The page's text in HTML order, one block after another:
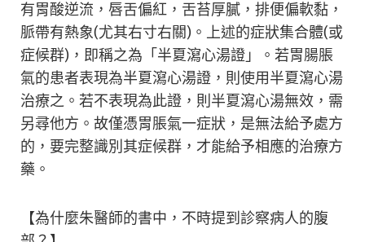
有胃酸逆流，唇舌偏紅，舌苔厚膩，排便偏軟黏，
脈帶有熱象(尤其右寸右關)。上述的症狀集合體(或
症候群)，即稱之為「半夏瀉心湯證」。若胃腸脹
氣的患者表現為半夏瀉心湯證，則使用半夏瀉心湯
治療之。若不表現為此證，則半夏瀉心湯無效，需
另尋他方。故僅憑胃脹氣一症狀，是無法給予處方
的，要完整識別其症候群，才能給予相應的治療方
藥。
【為什麼朱醫師的書中，不時提到診察病人的腹